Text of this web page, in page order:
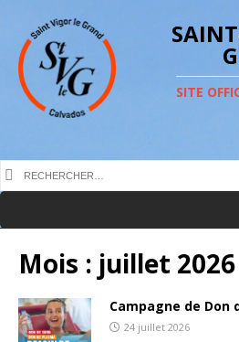
SITE
Mois : juillet 2026
Campagne de Don
24 juillet 2026